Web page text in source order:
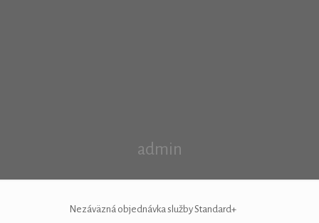
admin
Nezáväzná objednávka služby Standard+